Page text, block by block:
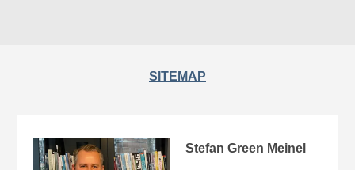
SITEMAP
Stefan Green Meinel